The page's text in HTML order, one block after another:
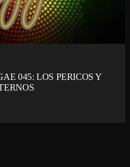
045: LOS PERICOS Y